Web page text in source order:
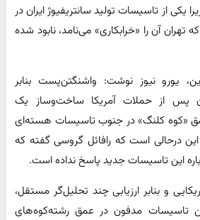
یکی از تاسیسات تولید سانتریفیوژ ایران در
آن را «خرابکاری» می‌نامد، نابود شده
یورو نیوز نوشت: واشنگتن‌پست بنابر
پس از حملات آمریکا ساخت‌وساز یک
«کوه کلنگ» در جنوب تاسیسات هسته‌ای
درحالی است که رافائل گروسی گفته که
این تاسیسات جدید پاسخ نداده است.
و بنابر ارزیابی چند تحلیل‌گر مستقل،
تاسیسات مدفون در عمق رشته‌کوه‌های